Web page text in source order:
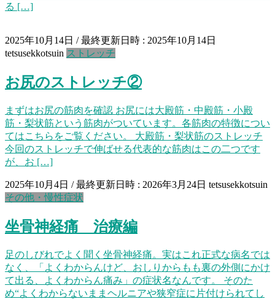
る […]
2025年10月14日 / 最終更新日時 : 2025年10月14日
tetsusekkotsuin ストレッチ
お尻のストレッチ②
まずはお尻の筋肉を確認 お尻には大殿筋・中殿筋・小殿
筋・梨状筋という筋肉がついています。各筋肉の特徴につい
てはこちらをご覧ください。 大殿筋・梨状筋のストレッチ
今回のストレッチで伸ばせる代表的な筋肉はこの二つです
が、お […]
2025年10月4日 / 最終更新日時 : 2026年3月24日 tetsusekkotsuin
その他・慢性症状
坐骨神経痛 治療編
足のしびれでよく聞く坐骨神経痛。実はこれ正式な病名では
なく、「よくわからんけど、おしりからもも裏の外側にかけ
て出る、よくわからん痛み」の症状名なんです。 そのた
め“よくわからないままヘルニアや狭窄症に片付けられてし